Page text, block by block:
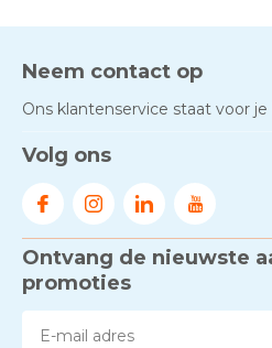
Neem contact op
Ons klantenservice staat voor je
Volg ons
Ontvang de nieuwste
promoties